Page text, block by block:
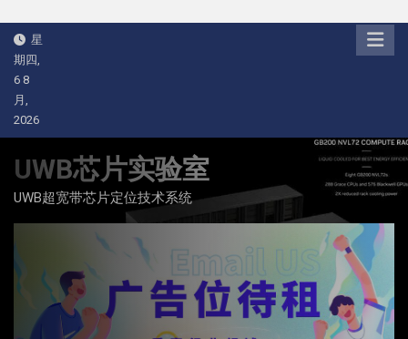
Skip
content
星
期四,
6 8
月,
2026
UWB芯片实验室
UWB超宽带芯片定位技术系统